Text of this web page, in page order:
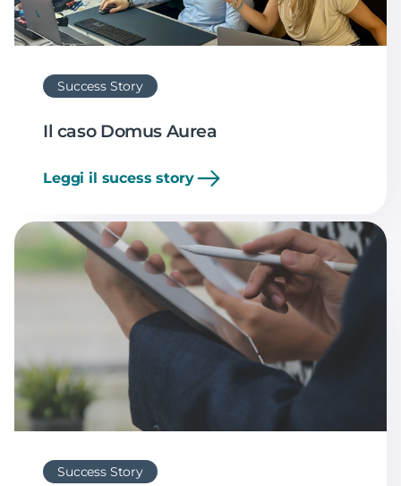
Success Story
Il caso Domus Aurea
Leggi il sucess story
Success Story